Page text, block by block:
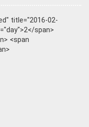
title="2016-02-
span>
<span